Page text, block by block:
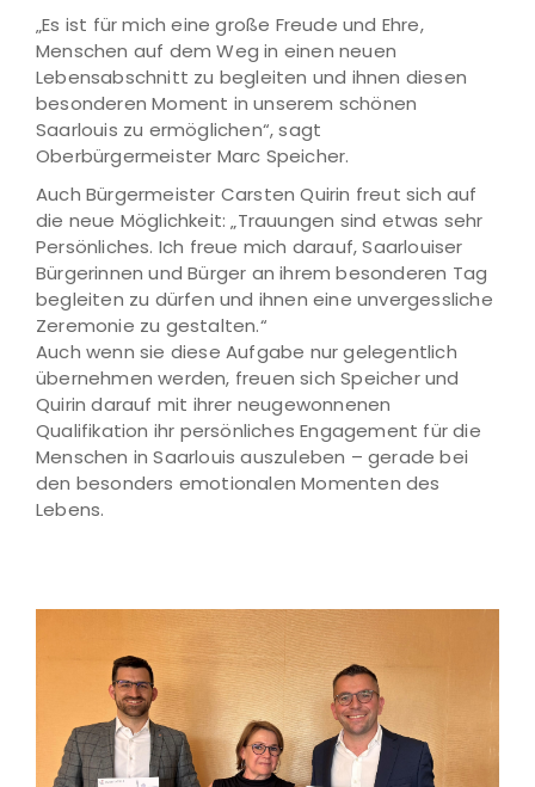
„Es ist für mich eine große Freude und Ehre,
Menschen auf dem Weg in einen neuen
Lebensabschnitt zu begleiten und ihnen diesen
besonderen Moment in unserem schönen
Saarlouis zu ermöglichen“, sagt
Oberbürgermeister Marc Speicher.
Auch Bürgermeister Carsten Quirin freut sich auf
die neue Möglichkeit: „Trauungen sind etwas sehr
Persönliches. Ich freue mich darauf, Saarlouiser
Bürgerinnen und Bürger an ihrem besonderen Tag
begleiten zu dürfen und ihnen eine unvergessliche
Zeremonie zu gestalten.“
Auch wenn sie diese Aufgabe nur gelegentlich
übernehmen werden, freuen sich Speicher und
Quirin darauf mit ihrer neugewonnenen
Qualifikation ihr persönliches Engagement für die
Menschen in Saarlouis auszuleben – gerade bei
den besonders emotionalen Momenten des
Lebens.